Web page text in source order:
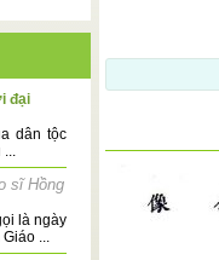
đại
dân tộc
...
sĩ Hồng
là ngày
...